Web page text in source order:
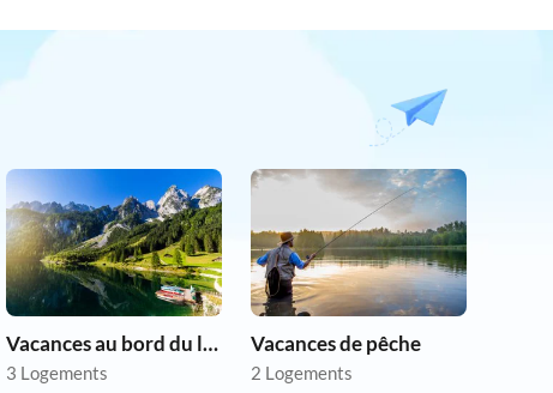
Vacances au bord du lac
3 Logements
Vacances de pêche
2 Logements